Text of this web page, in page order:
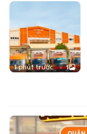
1 phút trước 1